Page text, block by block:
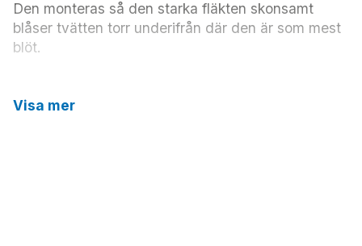
Den monteras så den starka fläkten skonsamt
blåser tvätten torr underifrån där den är som mest
blöt.
aktiveras vid behov för att säkerställa effektiv
Visa mer